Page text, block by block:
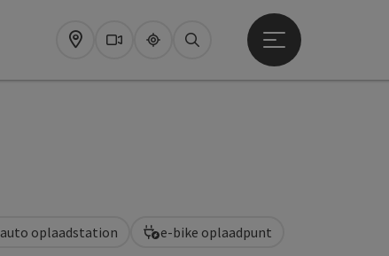
Map WebcamsUpperguide
Zoeken
Startmenu openen
auto oplaadstation e-bike oplaadpunt